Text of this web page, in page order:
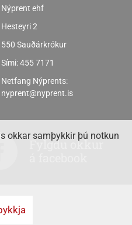
Nýprent ehf
Hesteyri 2
550 Sauðárkrókur
Sími:455 7171
Netfang Nýprents:
nyprent@nyprent.is
Fylgdu okkur
okkar samþykkir þú notkun